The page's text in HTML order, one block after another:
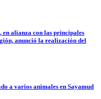
en alianza con las principales
anunció la realización del
a varios animales en Sayamud